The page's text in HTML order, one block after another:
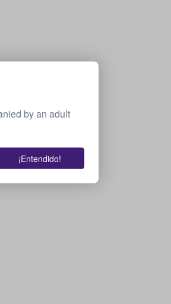
by an adult
¡Entendido!